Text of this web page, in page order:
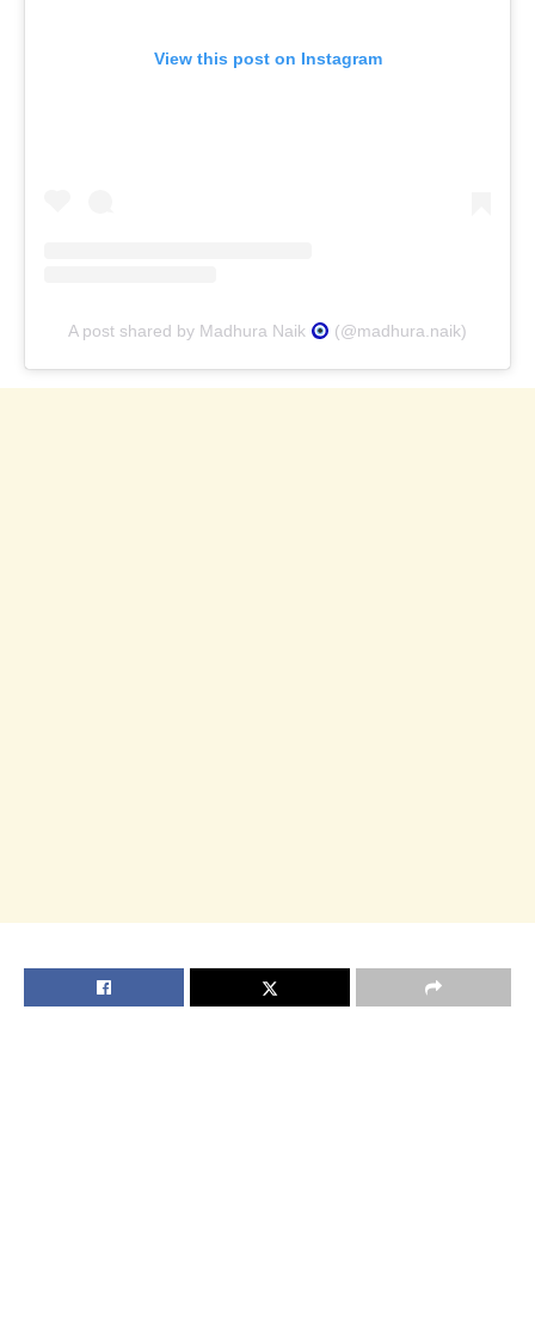
View this post on Instagram
A post shared by Madhura Naik (@madhura.naik)